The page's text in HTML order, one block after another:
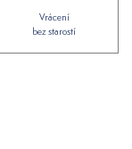
Vrácení
bez starostí